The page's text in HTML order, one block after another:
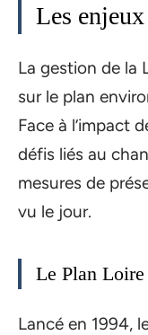
Les
La gestion de la
sur le plan
Face à l’impact
défis liés au
mesures de
vu le jour.
Le Plan
Lancé en 1994,